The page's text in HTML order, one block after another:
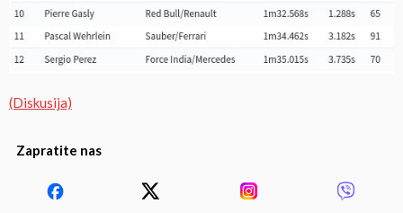
(Diskusija)
Zapratite nas